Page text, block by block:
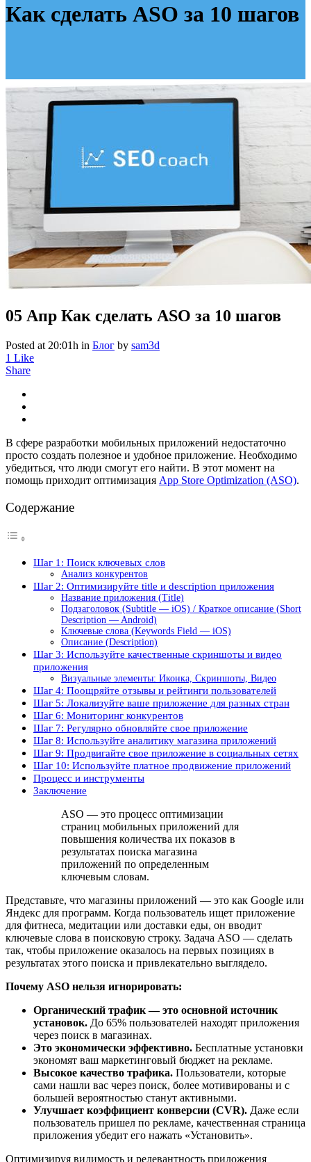
Как сделать ASO за 10 шагов
05 Апр Как сделать ASO за 10 шагов
Posted at 20:01h in Блог by sam3d
1 Like
Share
В сфере разработки мобильных приложений недостаточно
просто создать полезное и удобное приложение. Необходимо
убедиться, что люди смогут его найти. В этот момент на
помощь приходит оптимизация App Store Optimization (ASO).
Содержание
Шаг 1: Поиск ключевых слов
Анализ конкурентов
Шаг 2: Оптимизируйте title и description приложения
Название приложения (Title)
Подзаголовок (Subtitle — iOS) / Краткое описание (Short
Description — Android)
Ключевые слова (Keywords Field — iOS)
Описание (Description)
Шаг 3: Используйте качественные скриншоты и видео
приложения
Визуальные элементы: Иконка, Скриншоты, Видео
Шаг 4: Поощряйте отзывы и рейтинги пользователей
Шаг 5: Локализуйте ваше приложение для разных стран
Шаг 6: Мониторинг конкурентов
Шаг 7: Регулярно обновляйте свое приложение
Шаг 8: Используйте аналитику магазина приложений
Шаг 9: Продвигайте свое приложение в социальных сетях
Шаг 10: Используйте платное продвижение приложений
Процесс и инструменты
Заключение
ASO — это процесс оптимизации
страниц мобильных приложений для
повышения количества их показов в
результатах поиска магазина
приложений по определенным
ключевым словам.
Представьте, что магазины приложений — это как Google или
Яндекс для программ. Когда пользователь ищет приложение
для фитнеса, медитации или доставки еды, он вводит
ключевые слова в поисковую строку. Задача ASO — сделать
так, чтобы приложение оказалось на первых позициях в
результатах этого поиска и привлекательно выглядело.
Почему ASO нельзя игнорировать:
Органический трафик — это основной источник
установок. До 65% пользователей находят приложения
через поиск в магазинах.
Это экономически эффективно. Бесплатные установки
экономят ваш маркетинговый бюджет на рекламе.
Высокое качество трафика. Пользователи, которые
сами нашли вас через поиск, более мотивированы и с
большей вероятностью станут активными.
Улучшает коэффициент конверсии (CVR). Даже если
пользователь пришел по рекламе, качественная страница
приложения убедит его нажать «Установить».
Оптимизируя видимость и релевантность приложения